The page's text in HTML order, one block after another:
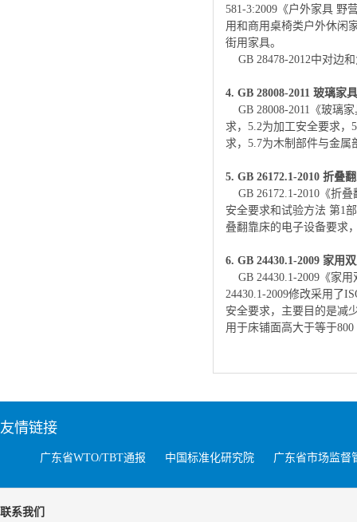
581-3:2009《户外家具 野
用和商用桌椅类户外休闲
街用家具。
GB 28478-2012中对边
4. GB 28008-2011 玻璃家
GB 28008-2011《玻璃
求，5.2为加工安全要求，
求，5.7为木制部件与金属
5. GB 26172.1-2010 折叠
GB 26172.1-2010《折叠
安全要求和试验方法 第1
叠翻靠床的电子设备要求
6. GB 24430.1-2009 家用
GB 24430.1-2009《家
24430.1-2009修改采用了
安全要求，主要目的是减
用于床铺面高大于等于
友情链接
广东省WTO/TBT通报 中国标准化研究院 广东省市场监督
联系我们